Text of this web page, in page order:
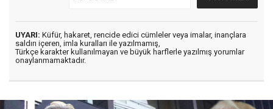
UYARI: Küfür, hakaret, rencide edici cümleler veya imalar, inançlara
saldırı içeren, imla kuralları ile yazılmamış,
Türkçe karakter kullanılmayan ve büyük harflerle yazılmış yorumlar
onaylanmamaktadır.